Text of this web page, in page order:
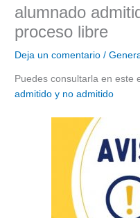
alumnado
proceso libre
Deja un comentario /
Puedes consultarla en este
admitido y no admitido